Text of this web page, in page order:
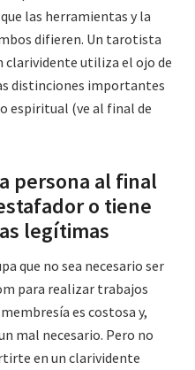
las herramientas y la
difieren. Un tarotista
clarividente utiliza el ojo de
distinciones importantes
espiritual (ve al final de
persona al final
o tiene
legítimas
que no sea necesario ser
para realizar trabajos
es costosa y,
mal necesario. Pero no
en un clarividente